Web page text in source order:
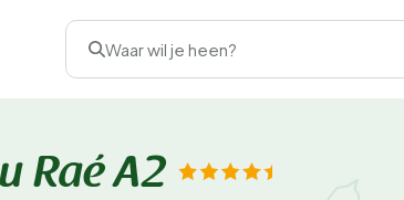
Waar wil je heen?
Raé A2